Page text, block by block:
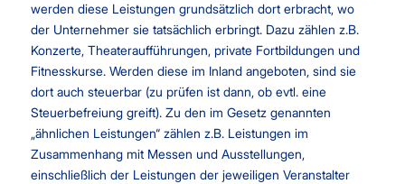
werden diese Leistungen grundsätzlich dort erbracht, wo
der Unternehmer sie tatsächlich erbringt. Dazu zählen z.B.
Konzerte, Theateraufführungen, private Fortbildungen und
Fitnesskurse. Werden diese im Inland angeboten, sind sie
dort auch steuerbar (zu prüfen ist dann, ob evtl. eine
Steuerbefreiung greift). Zu den im Gesetz genannten
„ähnlichen Leistungen“ zählen z.B. Leistungen im
Zusammenhang mit Messen und Ausstellungen,
einschließlich der Leistungen der jeweiligen Veranstalter